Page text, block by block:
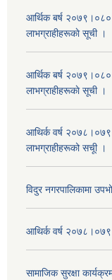
आर्थिक बर्ष २०७९।०८०
लाभग्राहीहरूकाे सूची ।
आर्थिक बर्ष २०७९।०८०
लाभग्राहीहरूकाे सूची ।
आथिर्क वर्ष २०७८।०७९
लाभग्राहीहरूको सचूी ।
विदुर नगरपालिकामा
आथिर्क वर्ष २०७८।०७९
सामाजिक सुरक्षा